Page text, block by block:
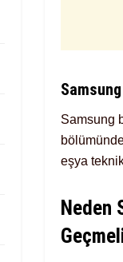
Samsung
eşya
Neden